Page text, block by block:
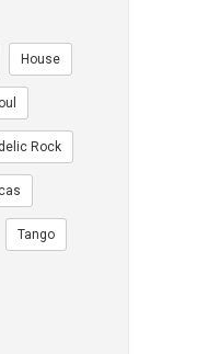
House
Rock
Tango